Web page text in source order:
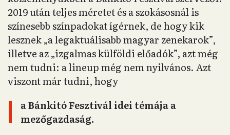
2019 után teljes méretet és a szokásosnál is
színesebb színpadokat ígérnek, de hogy kik
lesznek „a legaktuálisabb magyar zenekarok”,
illetve az „izgalmas külföldi előadók”, azt még
nem tudni: a lineup még nem nyilvános. Azt
viszont már tudni, hogy
a Bánkitó Fesztivál idei témája a
mezőgazdaság.